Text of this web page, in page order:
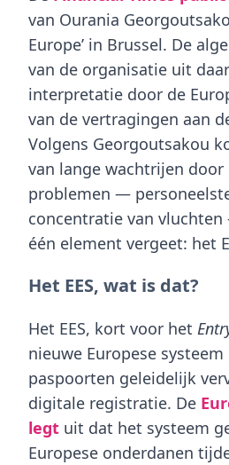
van Ourania
Europe’ in Brussel. De
van de organisatie uit
interpretatie door de
van de vertragingen aan
Volgens Georgoutsakou
van lange wachtrijen door
problemen —
concentratie van
één element vergeet: het
Het EES, wat is dat?
Het EES, kort voor het
nieuwe Europese
paspoorten geleidelijk
digitale registratie. De
legt uit dat het systeem
Europese onderdanen